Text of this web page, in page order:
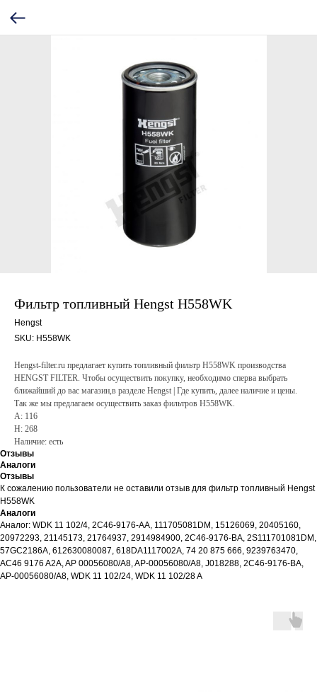
Фильтр топливный Hengst H558WK
Hengst
SKU: H558WK
Hengst-filter.ru предлагает купить топливный фильтр H558WK производства
HENGST FILTER. Чтобы осуществить покупку, необходимо сперва выбрать
ближайший до вас магазин,в разделе Hengst | Где купить, далее наличие и цены.
Так же мы предлагаем осуществить заказ фильтров H558WK.
A: 116
H: 268
Наличие: есть
Отзывы
Аналоги
Отзывы
К сожалению пользователи не оставили отзыв для фильтр топливный Hengst
H558WK
Аналоги
Аналог: WDK 11 102/4, 2C46-9176-AA, 111705081DM, 15126069, 20405160,
20972293, 21145173, 21764937, 2914984900, 2C46-9176-BA, 2S111701081DM,
57GC2186A, 612630080087, 618DA1117002A, 74 20 875 666, 9239763470,
AC46 9176 A2A, AP 00056080/A8, AP-00056080/A8, J018288, 2C46-9176-BA,
AP-00056080/A8, WDK 11 102/24, WDK 11 102/28 A